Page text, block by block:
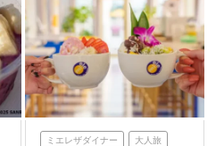
ミエレザダイナー 大人旅